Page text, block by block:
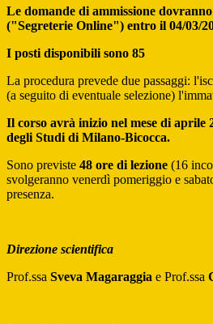
Le domande di ammissione
("Segreterie Online") entro il 04/03/
I posti disponibili sono 85
La procedura prevede due passaggi:
(a seguito di eventuale selezione)
Il corso avrà inizio nel mese di aprile
degli Studi di Milano-Bicocca.
Sono previste 48 ore di lezione (16
svolgeranno venerdì pomeriggio e
presenza.
Direzione scientifica
Prof.ssa Sveva Magaraggia e Prof.ssa